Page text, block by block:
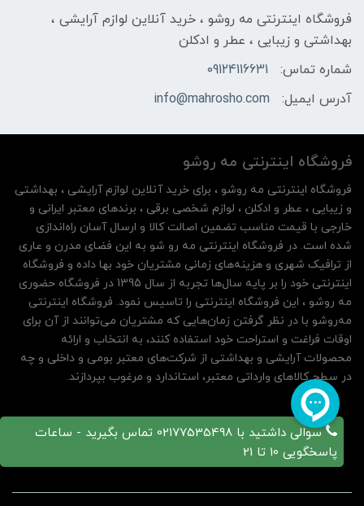
فروشگاه اینترنتی مه‌ رو‌شو ، خرید آنلاین لوازم آرایشی ،
بهداشتی و زیبایی ، عطر و ادکلن
شماره تماس:
09124116631
آدرس ایمیل:
info@mahrosho.com
سوالی داشتید با 02177535498 تماس بگیرید - ساعات
پاسخگویی 10 تا 21
فروشگاه اینترنتی مه‌ رو‌شو
فروشگاه اینترنتی مه‌ رو‌شو ، برای خرید آنلاین لوازم آرایشی ، بهداشتی
و زیبایی ، عطر و ادکلن ، لوازم شخصی برقی ، برندهای معتبر ایرانی و
خارجی با قیمت مناسب تضمین اصالت کالا و ارسال آسان راه‌اندازی
شده است. در فروشگاه اینترنتی مه رو شو به این فضای مدرن و عاری
از ترافیک شهری و هزینه‌های زمانی مشتریان خود بها داده و فروشگاه
اینترنتی خود را بر پایه سال‌ها تجربه از سال 1395 در فروشگاه حضوری
مه روشو ، این فروشگاه اینترنتی را تاسیس نمود. فروشگاه اینترنتی
مه‌رو‌شو با در نظر گرفتن زمان‌هایی که مشتریان می‌توانند از آن‌ برای
اوقات فراغت و استراحت خود استفاده کنند، به انتخاب و ارائه
محصولات آرایشی و بهداشتی از شرکت‌های معتبر بومی و داخلی و چه
در سطح کالاهای وارداتی معتبر، استاندارد و مرغوب بپردازند.